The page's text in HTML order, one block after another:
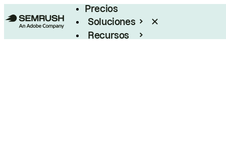
Precios
Soluciones
Recursos